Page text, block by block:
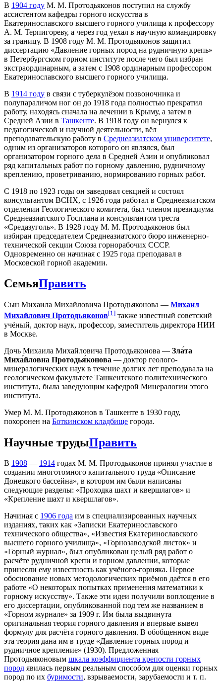
В 1904 году М. М. Протодьяконов поступил на службу
ассистентом кафедры горного искусства в
Екатеринославского высшего горного училища к профессору
А. М. Терпигореву, а через год уехал в научную командировку
за границу. В 1908 году М. М. Протодьяконов защитил
диссертацию «Давление горных пород на рудничную крепь»
в Петербургском горном институте после чего был избран
экстраординарным, а затем с 1908 ординарным профессором
Екатеринославского высшего горного училища.
В 1914 году в связи с туберкулёзом позвоночника и
полупараличом ног он до 1918 года полностью прекратил
работу, находясь сначала на лечении в Крыму, а затем в
Средней Азии в Ташкенте. В 1918 году он вернулся к
педагогической и научной деятельности, вёл
преподавательскую работу в Среднеазиатском университете,
одним из организаторов которого он являлся, был
организатором горного дела в Средней Азии и опубликовал
ряд капитальных работ по горному давлению, рудничному
креплению, проветриванию, нормированию горных работ.
С 1918 по 1923 годы он заведовал секцией и состоял
консультантом ВСНХ, с 1926 года работал в Среднеазиатском
отделении Геологического комитета, был членом президиума
Среднеазиатского Госплана и консультантом треста
«Средазуголь». В 1928 году М. М. Протодьяконов был
избиран председателем Среднеазиатского бюро инженерно-
технической секции Союза горнорабочих СССР.
Одновременно он начиная с 1925 года преподавал в
Московской горной академии.
СемьяПравить
Сын Михаила Михайловича Протодьяконова — Михаил
Михайлович Протодьяконов[1] также известный советский
учёный, доктор наук, профессор, заместитель директора НИИ
в Москве.
Дочь Михаила Михайловича Протодьяконова — Зла́та
Миха́йловна Протодья́конова — доктор геолого-
минералогических наук в течение долгих лет преподавала на
геологическом факультете Ташкентского политехнического
института, была заведующим кафедрой Минералогии этого
института.
Умер М. М. Протодьяконов в Ташкенте в 1930 году,
похоронен на Боткинском кладбище города.
Научные трудыПравить
В 1908 — 1914 годах М. М. Протодьяконов принял участие в
создании многотомного капитального труда «Описание
Донецкого бассейна», в котором им были написаны
следующие разделы: «Проходка шахт и квершлагов» и
«Крепление шахт и квершлагов».
Начиная с 1906 года им в специализированных научных
изданиях, таких как «Записки Екатеринославского
технического общества», «Известия Екатеринославского
высшего горного училища», «Горнозаводской листок» и
«Горный журнал», был опубликован целый ряд работ о
расчёте рудничной крепи и горном давлении, которые
принесли ему известность как учёного-горняка. Первое
обоснование новых методологических приёмов даётся в его
работе «О некоторых попытках применения математики к
горному искусству». Также эти идеи получили воплощение в
его диссертации, опубликованной под тем же названием в
«Горном журнале» за 1909 г. Им была выдвинута
оригинальная теория горного давления и впервые вывел
формулу для расчёта горного давления. В обобщенном виде
эта теория дана им в труде «Давление горных пород и
рудничное крепление» (1930). Предложенная
Протодьяконовым шкала коэффициента крепости горных
пород явилась первым реальным способом для оценки горных
пород по их буримости, взрываемости, зарубаемости и т. п.